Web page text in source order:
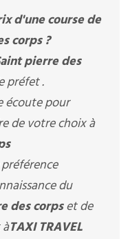
d'une course de
corps?
pierre des
préfet .
écoute pour
de votre choix à
du
des corpset de
TAXI TRAVEL